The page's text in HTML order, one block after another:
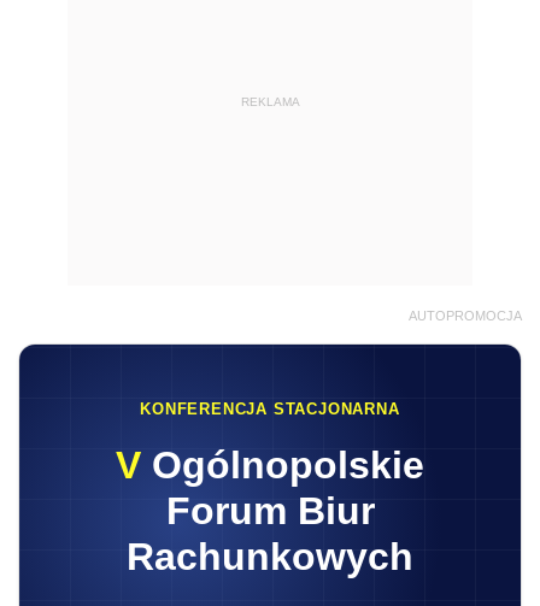
REKLAMA
AUTOPROMOCJA
KONFERENCJA STACJONARNA
V Ogólnopolskie
Forum Biur
Rachunkowych